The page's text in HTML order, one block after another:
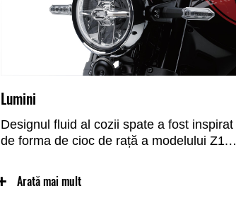
Lumini
Designul fluid al cozii spate a fost inspirat
de forma de cioc de rață a modelului Z1.
lumină albă și strălucitoare pentru o
vizibilitate nocturnă excelentă. Un amestec
Arată mai mult